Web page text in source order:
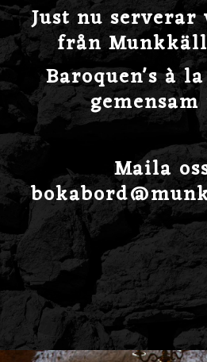
Just nu
från
Baroquen's à
Maila